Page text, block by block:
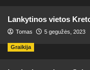
Lankytinos vietos
Tomas 5 gegužės, 2023
Graikija